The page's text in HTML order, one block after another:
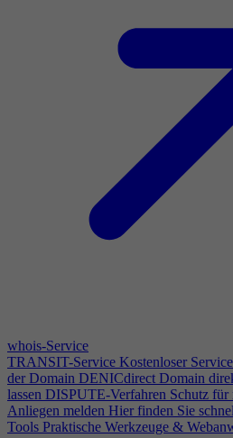
whois-Service
TRANSIT-Service Kostenloser
der Domain DENICdirect Domain
lassen DISPUTE-Verfahren Schutz für
Anliegen melden Hier finden Sie
Tools Praktische Werkzeuge &